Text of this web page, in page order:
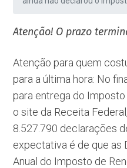
Atenção! O prazo
Atenção para quem
para a última hora: No
para entrega do
o site da Receita
8.527.790 declarações
expectativa é de que as
Anual do Imposto de